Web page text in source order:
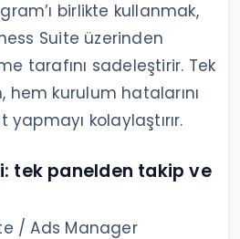
birlikte kullanmak,
Suite üzerinden
tarafını sadeleştirir. Tek
kurulum hatalarını
kolaylaştırır.
tek panelden takip ve
/ Ads Manager